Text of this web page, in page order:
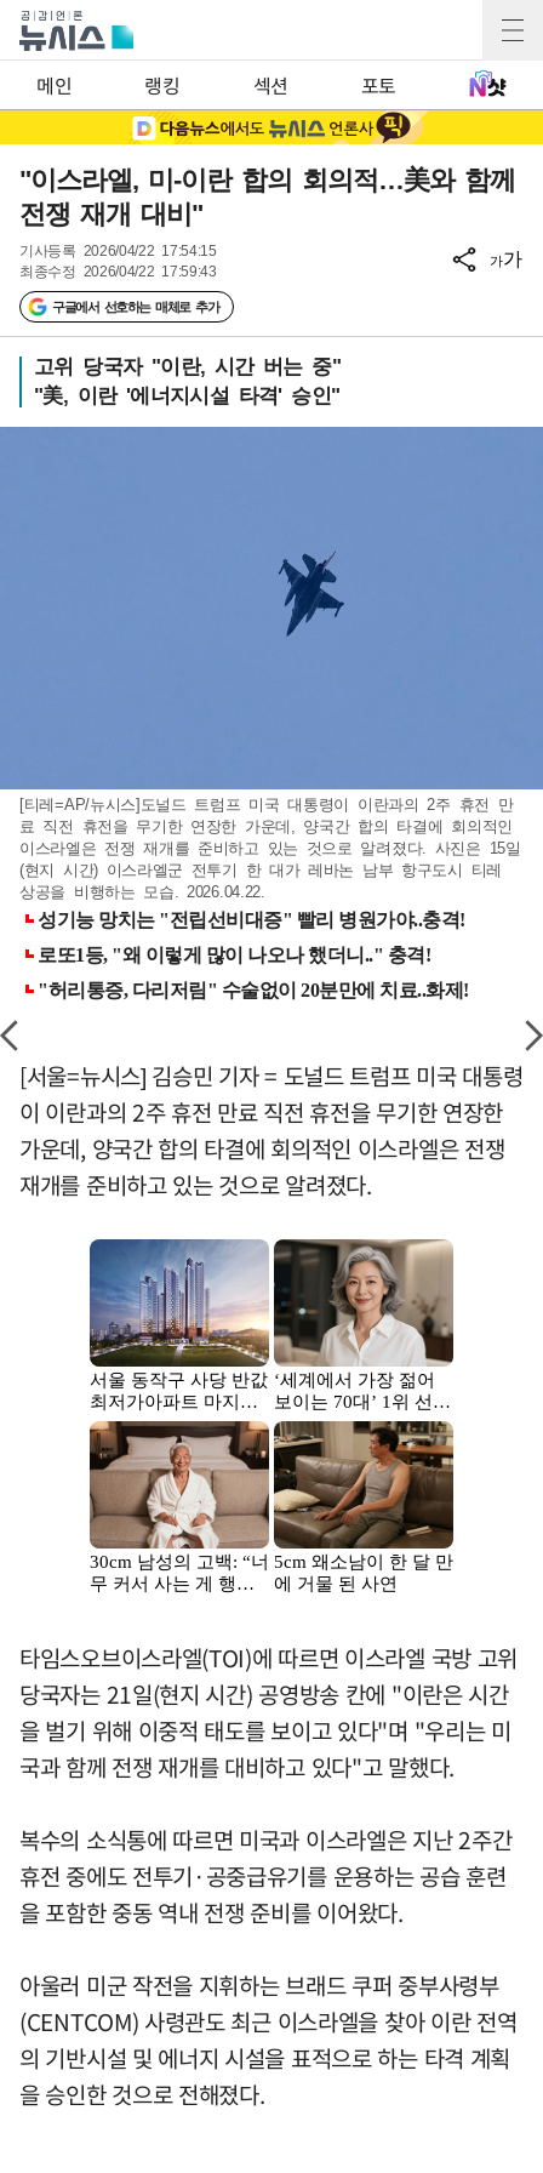
메인 랭킹 섹션 포토
"이스라엘, 미-이란 합의 회의적…美와 함께
전쟁 재개 대비"
기사등록 2026/04/22 17:54:15
최종수정 2026/04/22 17:59:43
구글에서 선호하는 매체로 추가
가가
고위 당국자 "이란, 시간 버는 중"
"美, 이란 '에너지시설 타격' 승인"
[티레=AP/뉴시스]도널드 트럼프 미국 대통령이 이란과의 2주 휴전 만
료 직전 휴전을 무기한 연장한 가운데, 양국간 합의 타결에 회의적인
이스라엘은 전쟁 재개를 준비하고 있는 것으로 알려졌다. 사진은 15일
(현지 시간) 이스라엘군 전투기 한 대가 레바논 남부 항구도시 티레
상공을 비행하는 모습. 2026.04.22.
[서울=뉴시스] 김승민 기자 = 도널드 트럼프 미국 대통령
이 이란과의 2주 휴전 만료 직전 휴전을 무기한 연장한
가운데, 양국간 합의 타결에 회의적인 이스라엘은 전쟁
재개를 준비하고 있는 것으로 알려졌다.
타임스오브이스라엘(TOI)에 따르면 이스라엘 국방 고위
당국자는 21일(현지 시간) 공영방송 칸에 "이란은 시간
을 벌기 위해 이중적 태도를 보이고 있다"며 "우리는 미
국과 함께 전쟁 재개를 대비하고 있다"고 말했다.
복수의 소식통에 따르면 미국과 이스라엘은 지난 2주간
휴전 중에도 전투기·공중급유기를 운용하는 공습 훈련
을 포함한 중동 역내 전쟁 준비를 이어왔다.
아울러 미군 작전을 지휘하는 브래드 쿠퍼 중부사령부
(CENTCOM) 사령관도 최근 이스라엘을 찾아 이란 전역
의 기반시설 및 에너지 시설을 표적으로 하는 타격 계획
을 승인한 것으로 전해졌다.